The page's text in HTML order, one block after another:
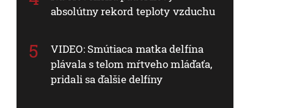
absolútny rekord teploty vzduchu
VIDEO: Smútiaca matka delfína
plávala s telom mŕtveho mláďaťa,
pridali sa ďalšie delfíny